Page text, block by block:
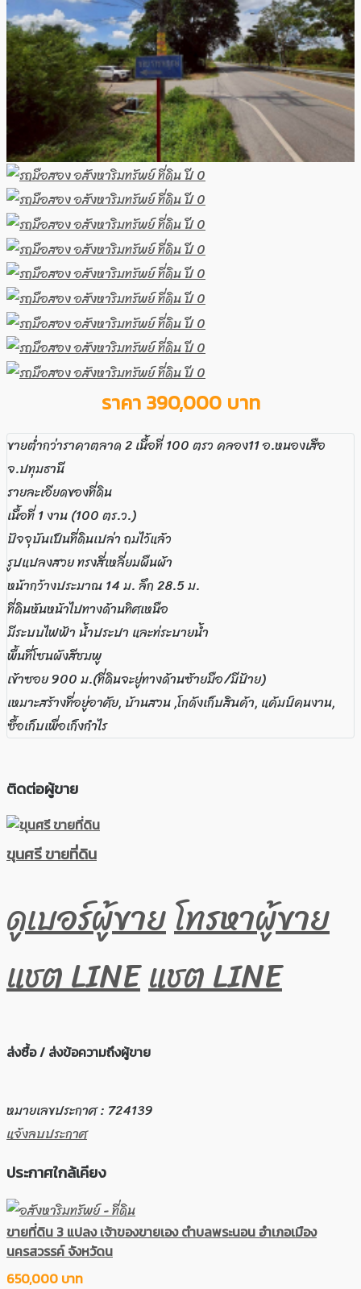
ราคา 390,000 บาท
ขายต่ำกว่าราคาตลาด 2 เนื้อที่ 100 ตรว คลอง11 อ.หนองเสือ
จ.ปทุมธานี
รายละเอียดของที่ดิน
เนื้อที่ 1 งาน (100 ตร.ว.)
ปัจจุบันเป็นที่ดินเปล่า ถมไว้แล้ว
รูปแปลงสวย ทรงสี่เหลี่ยมผืนผ้า
หน้ากว้างประมาณ 14 ม. ลึก 28.5 ม.
ที่ดินหันหน้าไปทางด้านทิศเหนือ
มีระบบไฟฟ้า น้ำประปา และท่ระบายน้ำ
พื้นที่โซนผังสีชมพู
เข้าซอย 900 ม.(ที่ดินจะยู่ทางด้านซ้ายมือ/มีป้าย)
เหมาะสร้างที่อยู่อาศัย, บ้านสวน ,โกดังเก็บสินค้า, แค้มป์คนงาน,
ซื้อเก็บเพื่อเก็งกำไร
ติดต่อผู้ขาย
ขุนศรี ขายที่ดิน
ดูเบอร์ผู้ขายโทรหาผู้ขาย
แชต LINEแชต LINE
ส่งซื้อ / ส่งข้อความถึงผู้ขาย
หมายเลขประกาศ : 724139
แจ้งลบประกาศ
ประกาศใกล้เคียง
ขายที่ดิน 3 แปลง เจ้าของขายเอง ตำบลพระนอน อำเภอเมือง
นครสวรรค์ จังหวัดน
650,000 บาท